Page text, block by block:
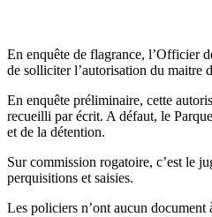
En enquête de flagrance, l’Officier
de solliciter l’autorisation du maitre
En enquête préliminaire, cette
recueilli par écrit. A défaut, le
et de la détention.
Sur commission rogatoire, c’est le
perquisitions et saisies.
Les policiers n’ont aucun document